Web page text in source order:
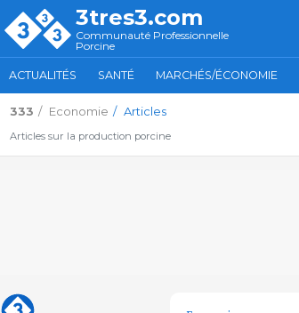
3tres3.com
Communauté Professionnelle
Porcine
ACTUALITÉS SANTÉ MARCHÉS/ÉCONOMIE
333 Economie Articles
Articles sur la production porcine